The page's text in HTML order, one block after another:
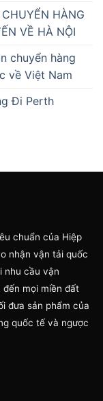
HÀNG
VỀ HÀ NỘI
chuyển hàng
về Việt Nam
Đi Perth
chuẩn của Hiệp
nhận vận tải quốc
nhu cầu vận
mọi miền đất
đưa sản phẩm của
quốc tế và ngược